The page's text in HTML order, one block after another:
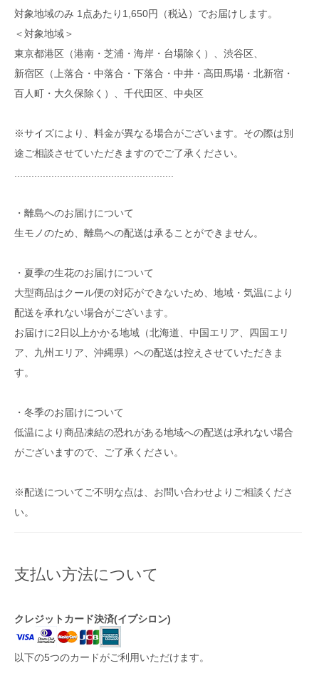
対象地域のみ 1点あたり1,650円（税込）でお届けします。
＜対象地域＞
東京都港区（港南・芝浦・海岸・台場除く）、渋谷区、
新宿区（上落合・中落合・下落合・中井・高田馬場・北新宿・
百人町・大久保除く）、千代田区、中央区
※サイズにより、料金が異なる場合がございます。その際は別
途ご相談させていただきますのでご了承ください。
・離島へのお届けについて
生モノのため、離島への配送は承ることができません。
・夏季の生花のお届けについて
大型商品はクール便の対応ができないため、地域・気温により
配送を承れない場合がございます。
お届けに2日以上かかる地域（北海道、中国エリア、四国エリ
ア、九州エリア、沖縄県）への配送は控えさせていただきま
す。
・冬季のお届けについて
低温により商品凍結の恐れがある地域への配送は承れない場合
がございますので、ご了承ください。
※配送についてご不明な点は、お問い合わせよりご相談くださ
い。
支払い方法について
クレジットカード決済(イプシロン)
以下の5つのカードがご利用いただけます。